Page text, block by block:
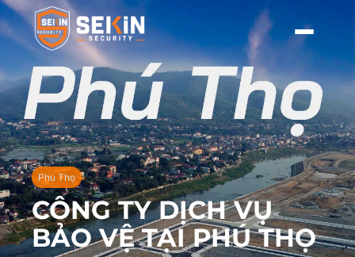
Phú Thọ
CÔNG TY DỊCH VỤ
BẢO VỆ TẠI PHÚ THỌ